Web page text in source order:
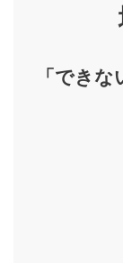
「でき